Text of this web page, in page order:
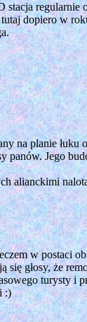
regularnie
tutaj dopiero w
na planie łuku
panów. Jego
alianckimi
w postaci
głosy, że
turysty i
:)